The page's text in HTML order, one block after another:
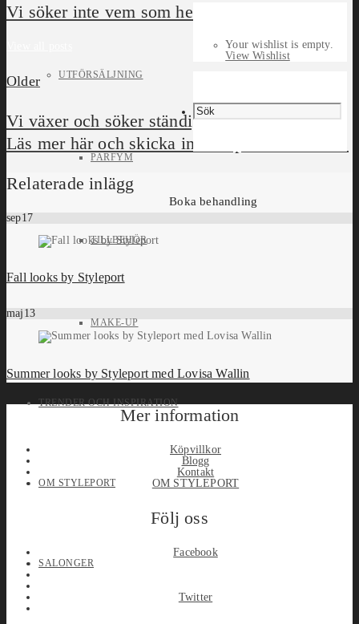
UTFÖRSÄLJNING
PARFYM
TILLBEHÖR
MAKE-UP
TRENDER OCH INSPIRATION
OM STYLEPORT
SALONGER
Your wishlist is empty.
View Wishlist
Boka behandling
Vi söker inte vem som helst!
Older
Vi växer och söker ständigt fler frisörtalanger.
Läs mer här och skicka in din spontanansökan.
Relaterade inlägg
sep17
Fall looks by Styleport
maj 13
Summer looks by Styleport med Lovisa Wallin
Mer information
Köpvillkor
Blogg
Kontakt
OM STYLEPORT
Följ oss
Facebook
Twitter